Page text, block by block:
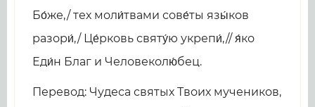
Бо́же,/ тех моли́твами сове́ты язы́ков
pазоpи́,/ Це́рковь святу́ю укрепи́,// я́ко
Еди́н Благ и Человеколю́бец.
Перевод: Чудеса святых Твоих мучеников,